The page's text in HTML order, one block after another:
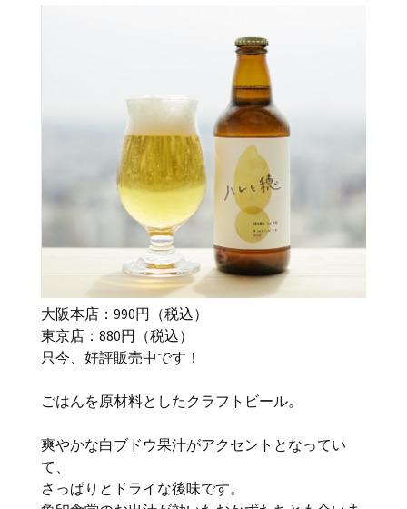
大阪本店：990円（税込）
東京店：880円（税込）
只今、好評販売中です！
ごはんを原材料としたクラフトビール。
爽やかな白ブドウ果汁がアクセントとなってい
て、
さっぱりとドライな後味です。